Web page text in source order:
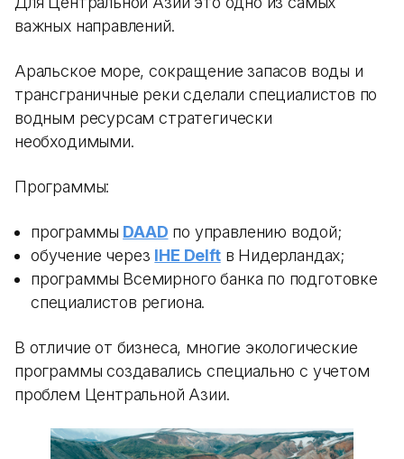
важных направлений.
Аральское море, сокращение запасов воды и
трансграничные реки сделали специалистов по
водным ресурсам стратегически
необходимыми.
Программы:
программы DAAD по управлению водой;
обучение через IHE Delftв Нидерландах;
программы Всемирного банка по подготовке
специалистов региона.
В отличие от бизнеса, многие экологические
программы создавались специально с учетом
проблем Центральной Азии.